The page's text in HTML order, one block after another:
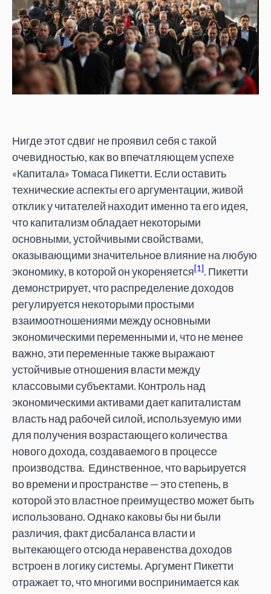
Нигде этот сдвиг не проявил себя с такой
очевидностью, как во впечатляющем успехе
«Капитала» Томаса Пикетти. Если оставить
технические аспекты его аргументации, живой
отклик у читателей находит именно та его идея,
что капитализм обладает некоторыми
основными, устойчивыми свойствами,
оказывающими значительное влияние на любую
экономику, в которой он укореняется[1]. Пикетти
демонстрирует, что распределение доходов
регулируется некоторыми простыми
взаимоотношениями между основными
экономическими переменными и, что не менее
важно, эти переменные также выражают
устойчивые отношения власти между
классовыми субъектами. Контроль над
экономическими активами дает капиталистам
власть над рабочей силой, используемую ими
для получения возрастающего количества
нового дохода, создаваемого в процессе
производства. Единственное, что варьируется
во времени и пространстве — это степень, в
которой это властное преимущество может быть
использовано. Однако каковы бы ни были
различия, факт дисбаланса власти и
вытекающего отсюда неравенства доходов
встроен в логику системы. Аргумент Пикетти
отражает то, что многими воспринимается как